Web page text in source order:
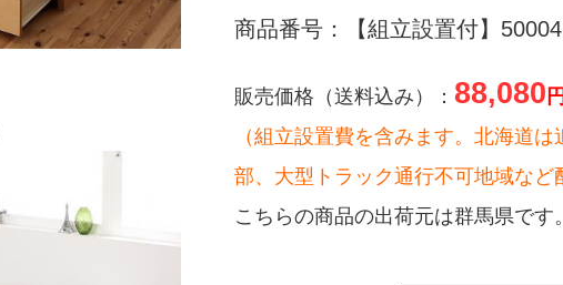
商品番号：【組立設置付】
販売価格（送料込み）： 88,080
（組立設置費を含みます。北海道
部、大型トラック通行不可地域な
こちらの商品の出荷元は群馬県です